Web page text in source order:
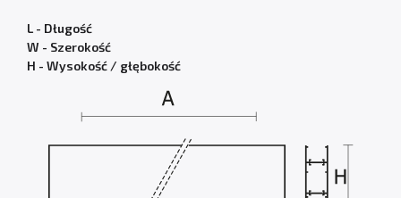
L - Długość
W - Szerokość
H - Wysokość / głębokość